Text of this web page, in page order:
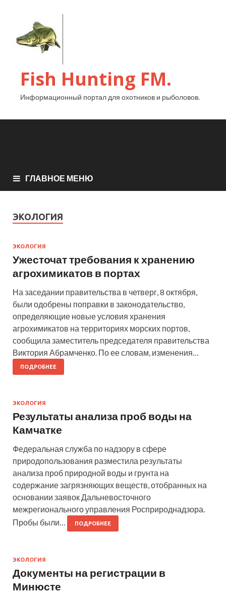
Fish Hunting FM.
Информационный портал для охотников и рыболовов.
ГЛАВНОЕ МЕНЮ
ЭКОЛОГИЯ
ЭКОЛОГИЯ
Ужесточат требования к хранению
агрохимикатов в портах
На заседании правительства в четверг, 8 октября,
были одобрены поправки в законодательство,
определяющие новые условия хранения
агрохимикатов на территориях морских портов,
сообщила заместитель председателя правительства
Виктория Абрамченко. По ее словам, изменения…
ПОДРОБНЕЕ
ЭКОЛОГИЯ
Результаты анализа проб воды на
Камчатке
Федеральная служба по надзору в сфере
природопользования разместила результаты
анализа проб природной воды и грунта на
содержание загрязняющих веществ, отобранных на
основании заявок Дальневосточного
межрегионального управления Росприроднадзора.
Пробы были…
ПОДРОБНЕЕ
ЭКОЛОГИЯ
Документы на регистрации в
Минюсте